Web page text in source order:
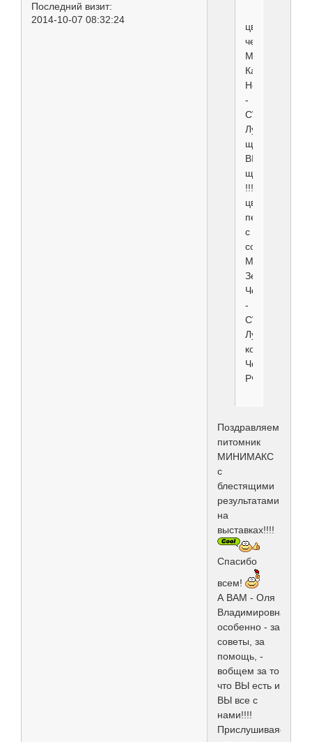
Последний визит:
2014-10-07 08:32:24
цвергшнауцер
черный
Минимакс
Карнавальная
Ночь
-
CW,
Лучший
щенок,
BIS
щенков-1
!!!!!!!
цвергшнауцер
перец
с
солью
Минимакс
Зенит
Чемпион
-
CW,CAC,
Лучший
кобель
Чемпион
РФСС
Поздравляем
питомник
МИНИМАКС
с
блестящими
результатами
на
выставках!!!!
Спасибо
всем!
А ВАМ - Оля
Владимировна
особенно - за
советы, за
помощь, -
вобщем за то
что ВЫ есть и
ВЫ все с
нами!!!!
Прислушиваясь